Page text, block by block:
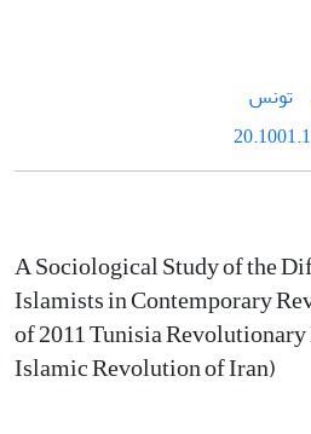
تونس
A Sociological Study of the
Islamists in Contemporary
of 2011 Tunisia
Islamic Revolution of Iran)